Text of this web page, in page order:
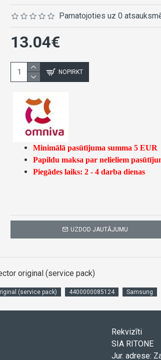
Pamatojoties uz 0
13.04€
NOPIRKT
Minimālā pasūtījuma summa 5 EUR
Papildu maksa par nelieliem
Piegādes laiks: 2 - 4 darba dienas
UZDOD JAUTĀJUMU
original (service pack)
(service pack) 4400000085124 Samsung
Rekvizīti
SIA RITONE
Jur. adrese: